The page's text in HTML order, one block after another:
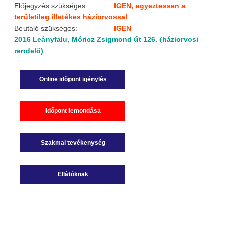
Előjegyzés szükséges: IGEN, egyeztessen a
területileg illetékes háziorvossal
Beutaló szükséges: IGEN
2016 Leányfalu, Móricz Zsigmond út 126. (háziorvosi
rendelő)